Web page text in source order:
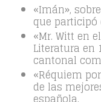
«Imán»,
que participó
«Mr. Witt en
Literatura en
cantonal
«Réquiem
de las